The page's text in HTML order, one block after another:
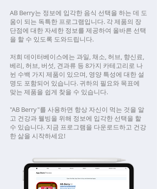
AB Berry는 정보에 입각한 음식 선택을 하는 데 도
움이 되는 독특한 프로그램입니다. 각 제품의 장
단점에 대한 자세한 정보를 제공하여 올바른 선택
을 할 수 있도록 도와드립니다.
저희 데이터베이스에는 과일, 채소, 허브, 향신료,
베리, 허브, 버섯, 견과류 등 8가지 카테고리로 나
뉜 수백 가지 제품이 있으며, 영양 특성에 대한 설
명도 포함되어 있습니다. 귀하의 필요와 목표에
맞는 제품을 쉽게 찾을 수 있습니다.
"AB Berry"를 사용하면 항상 자신이 먹는 것을 알
고 건강과 웰빙을 위해 정보에 입각한 선택을 할
수 있습니다. 지금 프로그램을 다운로드하고 건강
한 삶을 시작하세요!